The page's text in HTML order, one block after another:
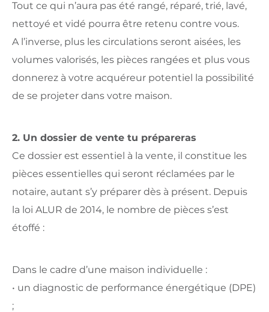
Tout ce qui n’aura pas été rangé, réparé, trié, lavé,
nettoyé et vidé pourra être retenu contre vous.
A l’inverse, plus les circulations seront aisées, les
volumes valorisés, les pièces rangées et plus vous
donnerez à votre acquéreur potentiel la possibilité
de se projeter dans votre maison.
2. Un dossier de vente tu prépareras
Ce dossier est essentiel à la vente, il constitue les
pièces essentielles qui seront réclamées par le
notaire, autant s’y préparer dès à présent. Depuis
la loi ALUR de 2014, le nombre de pièces s’est
étoffé :
Dans le cadre d’une maison individuelle :
• un diagnostic de performance énergétique (DPE)
;